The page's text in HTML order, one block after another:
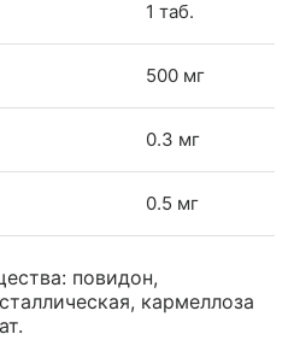
1 таб.
500 мг
0.3 мг
0.5 мг
повидон,
кармеллоза